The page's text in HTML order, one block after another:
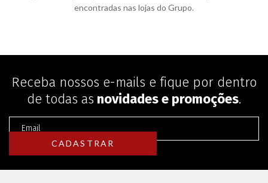
encontradas nas lojas do Grupo.
Receba nossos e-mails e fique por dentro
de todas as novidades e promoções.